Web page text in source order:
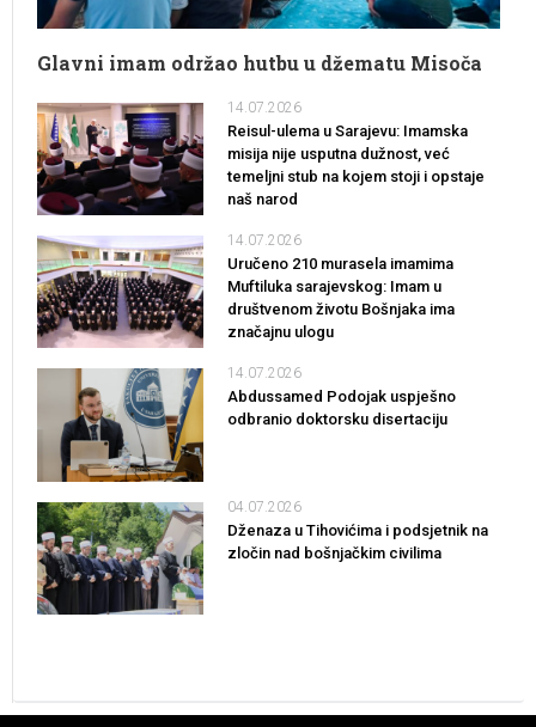
Glavni imam održao hutbu u džematu Misoča
14.07.2026
Reisul-ulema u Sarajevu: Imamska
misija nije usputna dužnost, već
temeljni stub na kojem stoji i opstaje
naš narod
14.07.2026
Uručeno 210 murasela imamima
Muftiluka sarajevskog: Imam u
društvenom životu Bošnjaka ima
značajnu ulogu
14.07.2026
Abdussamed Podojak uspješno
odbranio doktorsku disertaciju
04.07.2026
Dženaza u Tihovićima i podsjetnik na
zločin nad bošnjačkim civilima